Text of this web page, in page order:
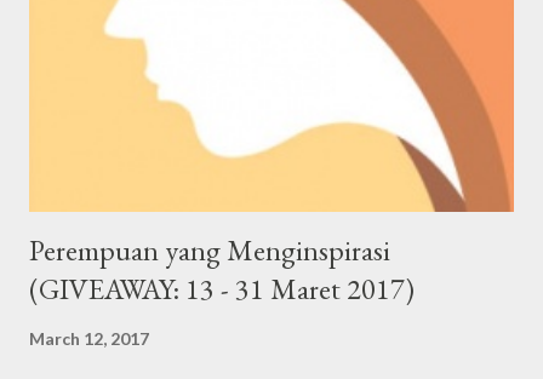
Perempuan yang Menginspirasi
(GIVEAWAY: 13 - 31 Maret 2017)
March 12, 2017